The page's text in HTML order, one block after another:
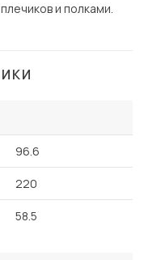
и полками.
96.6
220
58.5